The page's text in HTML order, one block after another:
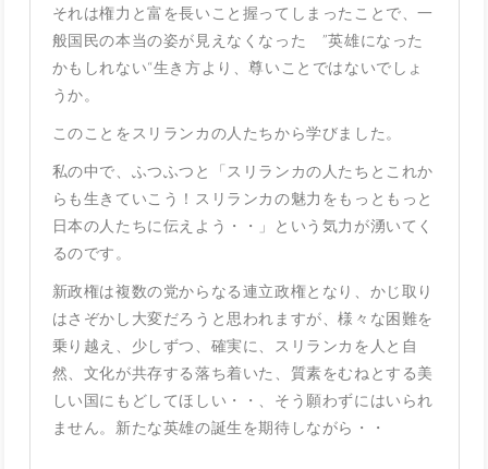
それは権力と富を長いこと握ってしまったことで、一
般国民の本当の姿が見えなくなった ”英雄になった
かもしれない“生き方より、尊いことではないでしょ
うか。
このことをスリランカの人たちから学びました。
私の中で、ふつふつと「スリランカの人たちとこれか
らも生きていこう！スリランカの魅力をもっともっと
日本の人たちに伝えよう・・」という気力が湧いてく
るのです。
新政権は複数の党からなる連立政権となり、かじ取り
はさぞかし大変だろうと思われますが、様々な困難を
乗り越え、少しずつ、確実に、スリランカを人と自
然、文化が共存する落ち着いた、質素をむねとする美
しい国にもどしてほしい・・、そう願わずにはいられ
ません。新たな英雄の誕生を期待しながら・・